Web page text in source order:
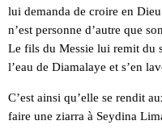
lui demanda de croire en
n’est personne d’autre que
Le fils du Messie lui remit du
l’eau de Diamalaye et s’en
C’est ainsi qu’elle se rendit
faire une ziarra à Seydina